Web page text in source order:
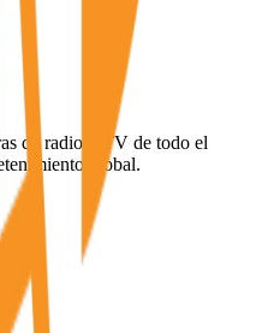
de radio y TV de todo el
global.